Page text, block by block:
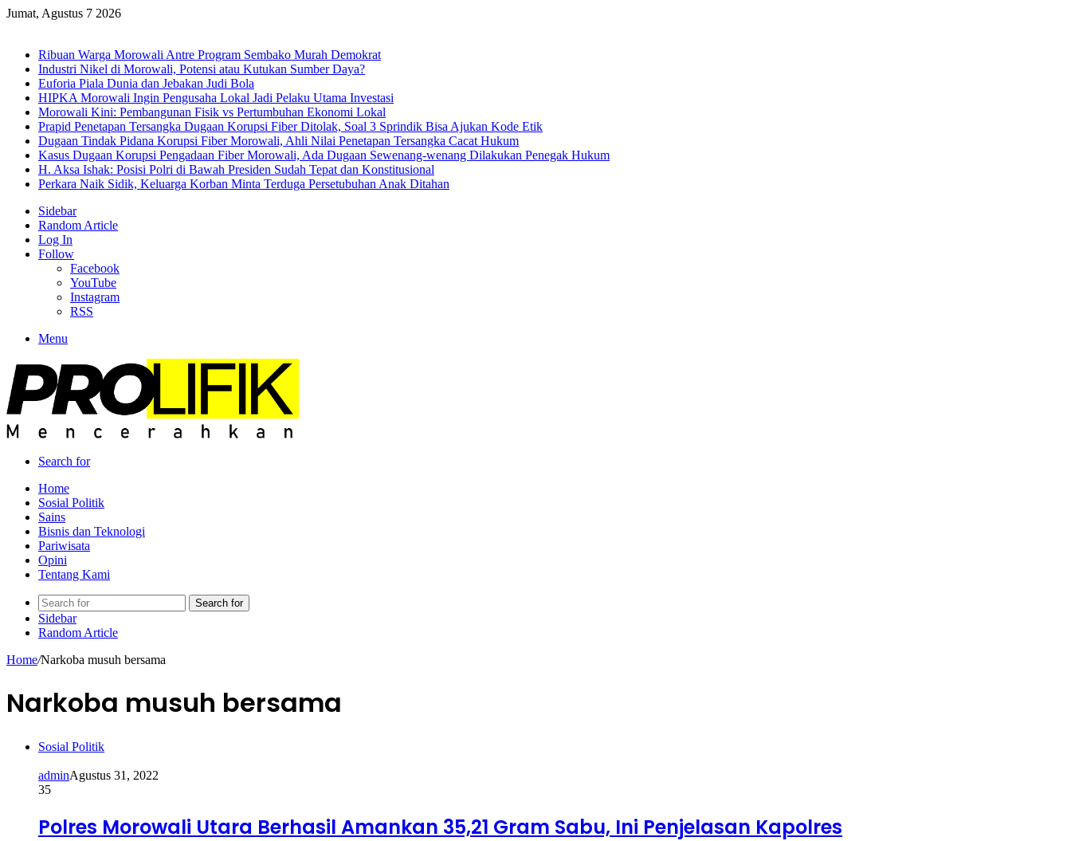
Jumat, Agustus 7 2026
Ribuan Warga Morowali Antre Program Sembako Murah Demokrat
Industri Nikel di Morowali, Potensi atau Kutukan Sumber Daya?
Euforia Piala Dunia dan Jebakan Judi Bola
HIPKA Morowali Ingin Pengusaha Lokal Jadi Pelaku Utama Investasi
Morowali Kini: Pembangunan Fisik vs Pertumbuhan Ekonomi Lokal
Prapid Penetapan Tersangka Dugaan Korupsi Fiber Ditolak, Soal 3 Sprindik Bisa Ajukan Kode Etik
Dugaan Tindak Pidana Korupsi Fiber Morowali, Ahli Nilai Penetapan Tersangka Cacat Hukum
Kasus Dugaan Korupsi Pengadaan Fiber Morowali, Ada Dugaan Sewenang-wenang Dilakukan Penegak Hukum
H. Aksa Ishak: Posisi Polri di Bawah Presiden Sudah Tepat dan Konstitusional
Perkara Naik Sidik, Keluarga Korban Minta Terduga Persetubuhan Anak Ditahan
Sidebar
Random Article
Log In
Follow
Facebook
YouTube
Instagram
RSS
Menu
Search for
Home
Sosial Politik
Sains
Bisnis dan Teknologi
Pariwisata
Opini
Tentang Kami
Search for
Sidebar
Random Article
Home/Narkoba musuh bersama
Narkoba musuh bersama
Sosial Politik
adminAgustus 31, 2022
35
Polres Morowali Utara Berhasil Amankan 35,21 Gram Sabu, Ini Penjelasan Kapolres